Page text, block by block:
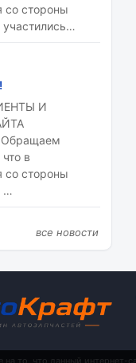
со стороны
И
в
со стороны
…
все новости